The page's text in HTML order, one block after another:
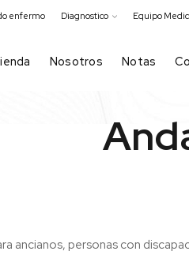
enfermo Diagnostico Equipo
Nosotros Notas
ancianos, personas con